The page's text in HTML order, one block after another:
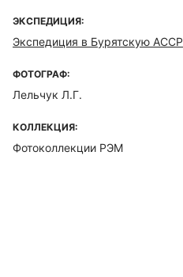
ЭКСПЕДИЦИЯ:
Экспедиция в Бурятскую АССР
ФОТОГРАФ:
Лельчук Л.Г.
КОЛЛЕКЦИЯ:
Фотоколлекции РЭМ